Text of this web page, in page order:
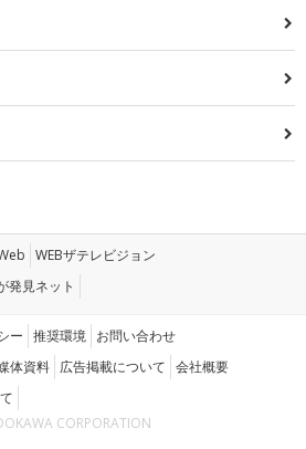
WEBザテレビジョン
発見ネット
ー 推奨環境 お問い合わせ
体資料 広告掲載について 会社概要
CORPORATION